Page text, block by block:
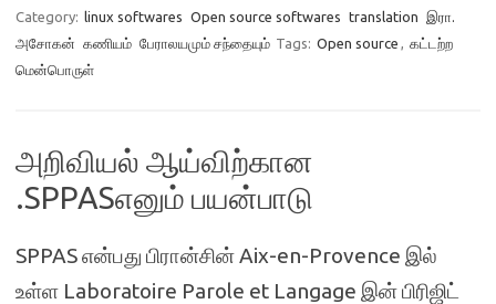
Category: linux softwares Open source softwares translation இரா.
அசோகன் கணியம் பேராலயமும் சந்தையும் Tags: Open source , கட்டற்ற
மென்பொருள்
அறிவியல் ஆய்விற்கான
.SPPASஎனும் பயன்பாடு
SPPAS என்பது பிரான்சின் Aix-en-Provence இல்
உள்ள Laboratoire Parole et Langage இன் பிரிஜிட்